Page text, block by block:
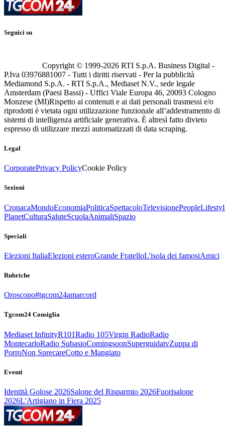
Seguici su
Copyright © 1999-2026 RTI S.p.A. Business Digital -
P.Iva 03976881007 - Tutti i diritti riservati - Per la pubblicità
Mediamond S.p.A. - RTI S.p.A., Mediaset N.V., sede legale
Amsterdam (Paesi Bassi) - Uffici Viale Europa 46, 20093 Cologno
Monzese (MI)Rispetto ai contenuti e ai dati personali trasmessi e/o
riprodotti è vietata ogni utilizzazione funzionale all’addestramento di
sistemi di intelligenza artificiale generativa. È altresì fatto divieto
espresso di utilizzare mezzi automatizzati di data scraping.
Legal
CorporatePrivacy PolicyCookie Policy
Sezioni
CronacaMondoEconomiaPoliticaSpettacoloTelevisionePeople
PlanetCulturaSaluteScuolaAnimaliSpazio
Speciali
Elezioni ItaliaElezioni esteroGrande FratelloL'isola dei famosiAmici
Rubriche
Oroscopo#tgcom24amarcord
Tgcom24 Consiglia
Mediaset InfinityR101Radio 105Virgin RadioRadio
MontecarloRadio SubasioComingsoonSuperguidatvZuppa di
PorroNon SprecareCotto e Mangiato
Eventi
Identità Golose 2026Salone del Risparmio 2026Fuorisalone
2026L'Artigiano in Fiera 2025